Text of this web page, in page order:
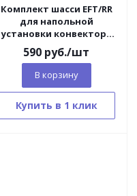
Комплект шасси EFT/RR
для напольной
установки конвектора
Electrolux Rapid
Transformer
590 руб./шт
В корзину
Купить в 1 клик